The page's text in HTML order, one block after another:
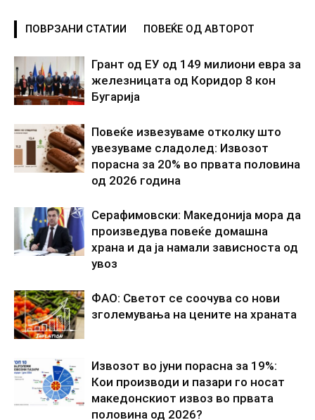
ПОВРЗАНИ СТАТИИ ПОВЕЌЕ ОД АВТОРОТ
Грант од ЕУ од 149 милиони евра за
железницата од Коридор 8 кон
Бугарија
Повеќе извезуваме отколку што
увезуваме сладолед: Извозот
порасна за 20% во првата половина
од 2026 година
Серафимовски: Македонија мора да
произведува повеќе домашна
храна и да ја намали зависноста од
увоз
ФАО: Светот се соочува со нови
зголемувања на цените на храната
Извозот во јуни порасна за 19%:
Кои производи и пазари го носат
македонскиот извоз во првата
половина од 2026?